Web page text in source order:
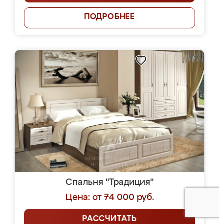
ПОДРОБНЕЕ
Спальня "Традиция"
Цена: от 74 000 руб.
РАССЧИТАТЬ